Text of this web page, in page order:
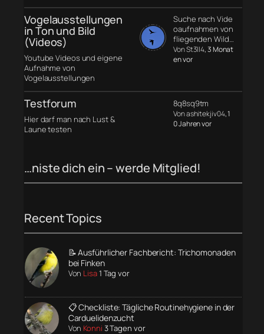
Vogelausstellungen
in Ton und Bild
(Videos)
Youtube Videos und eigene
Aufnahme von
Vogelausstellungen
Suche nach Vide
oaufnahmen von
fliegenden Wild…
Von St3ll4, 3 Monat
en vor
Testforum
Hier darf man nach Lust &
Laune testen
8q8sq9tm
Von ashitekjiv04, 1
0 Jahren vor
…niste dich ein – werde Mitglied!
Recent Topics
📝 Ausführlicher Fachbericht: Trichomonaden
bei Finken
Von Lisa1 Tag vor
📋 Checkliste: Tägliche Routinehygiene in der
Carduelidenzucht
Von Konni 3 Tagen vor